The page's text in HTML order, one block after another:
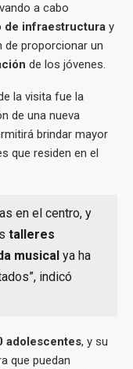
a cabo
de infraestructura y
de proporcionar un
de los jóvenes.
la visita fue la
de una nueva
brindar mayor
que residen en el
en el centro, y
talleres
musical ya ha
indicó
adolescentes, y su
que puedan